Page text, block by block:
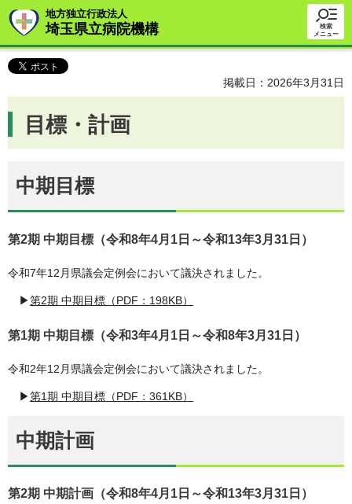
地方独立行政法人
埼玉県立病院機構
検索
メニュー
掲載日：2026年3月31日
目標・計画
中期目標
第2期 中期目標（令和8年4月1日～令和13年3月31日）
令和7年12月県議会定例会において議決されました。
▶第2期 中期目標（PDF：198KB）
第1期 中期目標（令和3年4月1日～令和8年3月31日）
令和2年12月県議会定例会において議決されました。
▶第1期 中期目標（PDF：361KB）
中期計画
第2期 中期計画（令和8年4月1日～令和13年3月31日）